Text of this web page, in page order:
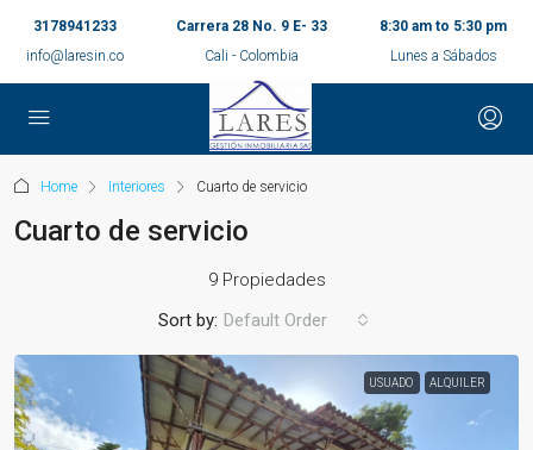
3178941233
info@laresin.co
Carrera 28 No. 9 E- 33
Cali - Colombia
8:30 am to 5:30 pm
Lunes a Sábados
Home Interiores Cuarto de servicio
Cuarto de servicio
9 Propiedades
Sort by: Default Order
USUADO ALQUILER